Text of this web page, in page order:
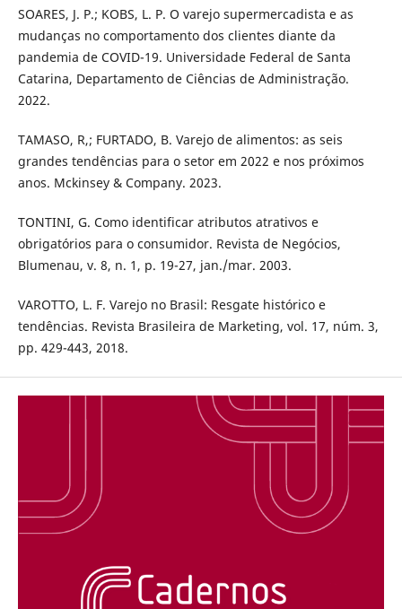
SOARES, J. P.; KOBS, L. P. O varejo supermercadista e as
mudanças no comportamento dos clientes diante da
pandemia de COVID-19. Universidade Federal de Santa
Catarina, Departamento de Ciências de Administração.
2022.
TAMASO, R,; FURTADO, B. Varejo de alimentos: as seis
grandes tendências para o setor em 2022 e nos próximos
anos. Mckinsey & Company. 2023.
TONTINI, G. Como identificar atributos atrativos e
obrigatórios para o consumidor. Revista de Negócios,
Blumenau, v. 8, n. 1, p. 19-27, jan./mar. 2003.
VAROTTO, L. F. Varejo no Brasil: Resgate histórico e
tendências. Revista Brasileira de Marketing, vol. 17, núm. 3,
pp. 429-443, 2018.